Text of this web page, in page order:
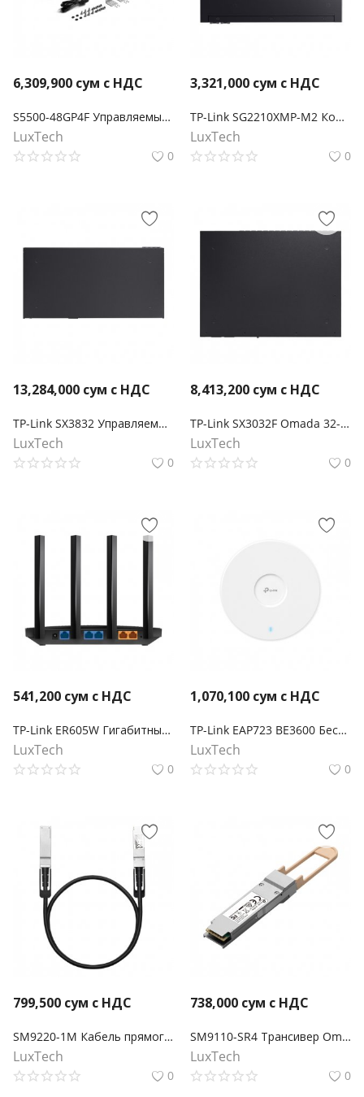
6,309,900 сум с НДС
S5500-48GP4F Управляемый коммутатор Omada Pro 48 портов PoE+ Gigabit L2+ с 4 слотами SFP
LuxTech
0
3,321,000 сум с НДС
TP-Link SG2210XMP-M2 Коммутатор Smart с 8 портами 2.5GBASE-T PoE+ и 2 портами 10GE SFP+ Omada
LuxTech
0
13,284,000 сум с НДС
TP-Link SX3832 Управляемый коммутатор Omada 24-портовый 10GBASE-T L2+ с 8 слотами 10GE SFP+
LuxTech
0
8,413,200 сум с НДС
TP-Link SX3032F Omada 32-портовый 10-гигабитный управляемый SFP+ коммутатор L2+
LuxTech
0
541,200 сум с НДС
TP-Link ER605W Гигабитный Wi-Fi AC1200 шлюз Omada
LuxTech
0
1,070,100 сум с НДС
TP-Link EAP723 BE3600 Беспроводная потолочная точка доступа Wi-Fi 7
LuxTech
0
799,500 сум с НДС
SM9220-1M Кабель прямого подключения Omada QSFP28 длиной 1 метр 100G
LuxTech
0
738,000 сум с НДС
SM9110-SR4 Трансивер Omada 100GBASE-SR4 QSFP28
LuxTech
0